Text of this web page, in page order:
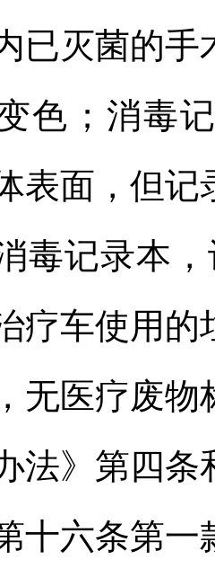
已灭菌的
色；消毒
表面，但记
毒记录本
疗车使用的
无医疗废
法》第四条
十六条第